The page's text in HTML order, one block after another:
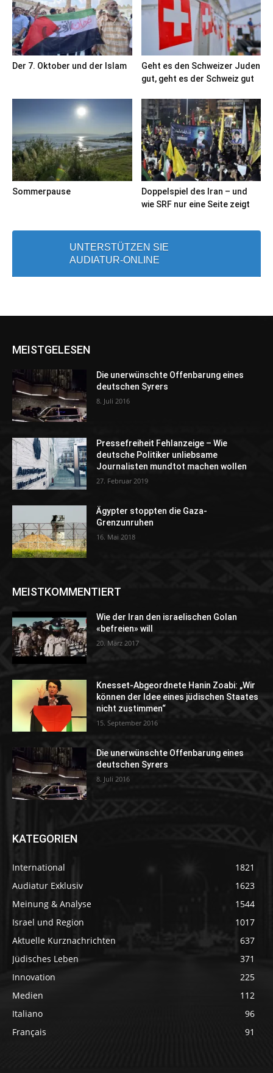
Der 7. Oktober und der Islam
Geht es den Schweizer Juden
gut, geht es der Schweiz gut
Sommerpause
Doppelspiel des Iran – und
wie SRF nur eine Seite zeigt
UNTERSTÜTZEN SIE
AUDIATUR-ONLINE
MEISTGELESEN
Die unerwünschte Offenbarung eines
deutschen Syrers
8. Juli 2016
Pressefreiheit Fehlanzeige – Wie
deutsche Politiker unliebsame
Journalisten mundtot machen wollen
27. Februar 2019
Ägypter stoppten die Gaza-
Grenzunruhen
16. Mai 2018
MEISTKOMMENTIERT
Wie der Iran den israelischen Golan
«befreien» will
20. März 2017
Knesset-Abgeordnete Hanin Zoabi: „Wir
können der Idee eines jüdischen Staates
nicht zustimmen“
15. September 2016
Die unerwünschte Offenbarung eines
deutschen Syrers
8. Juli 2016
KATEGORIEN
International
1821
Audiatur Exklusiv
1623
Meinung & Analyse
1544
Israel und Region
1017
Aktuelle Kurznachrichten
637
Jüdisches Leben
371
Innovation
225
Medien
112
Italiano
96
Français
91